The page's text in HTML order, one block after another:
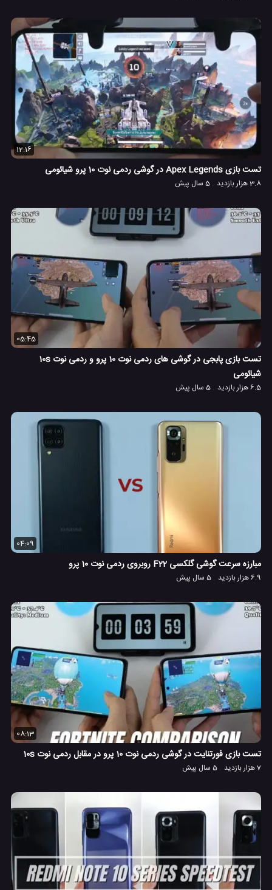
12:16
تست بازی Apex Legends در گوشی ردمی نوت 10 پرو شیائومی
3.8 هزار بازدید 5 سال پیش
05:45
تست بازی پابجی در گوشی های ردمی نوت 10 پرو و ردمی نوت 10s
شیائومی
6.5 هزار بازدید 5 سال پیش
04:09
مبارزه سرعت گوشی گلکسی F22 روبروی ردمی نوت 10 پرو
6.9 هزار بازدید 5 سال پیش
08:13
تست بازی فورتنایت در گوشی ردمی نوت 10 پرو در مقابل ردمی نوت 10s
7 هزار بازدید 5 سال پیش